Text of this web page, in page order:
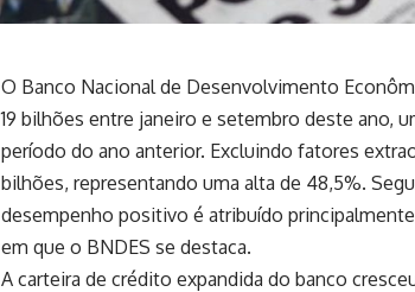
O Banco Nacional de Desenvolvimento
19 bilhões entre janeiro e setembro deste ano,
período do ano anterior. Excluindo fatores
bilhões, representando uma alta de 48,5%.
desempenho positivo é atribuído
em que o BNDES se destaca.
A carteira de crédito expandida do banco